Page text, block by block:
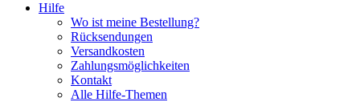
Hilfe
Wo ist meine Bestellung?
Rücksendungen
Versandkosten
Zahlungsmöglichkeiten
Kontakt
Alle Hilfe-Themen